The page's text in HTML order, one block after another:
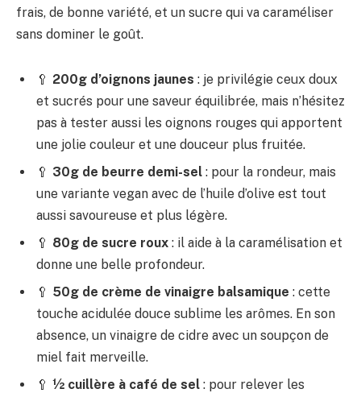
frais, de bonne variété, et un sucre qui va caraméliser
sans dominer le goût.
🥄 200g d’oignons jaunes : je privilégie ceux doux
et sucrés pour une saveur équilibrée, mais n’hésitez
pas à tester aussi les oignons rouges qui apportent
une jolie couleur et une douceur plus fruitée.
🥄 30g de beurre demi-sel : pour la rondeur, mais
une variante vegan avec de l’huile d’olive est tout
aussi savoureuse et plus légère.
🥄 80g de sucre roux : il aide à la caramélisation et
donne une belle profondeur.
🥄 50g de crème de vinaigre balsamique : cette
touche acidulée douce sublime les arômes. En son
absence, un vinaigre de cidre avec un soupçon de
miel fait merveille.
🥄 ½ cuillère à café de sel : pour relever les